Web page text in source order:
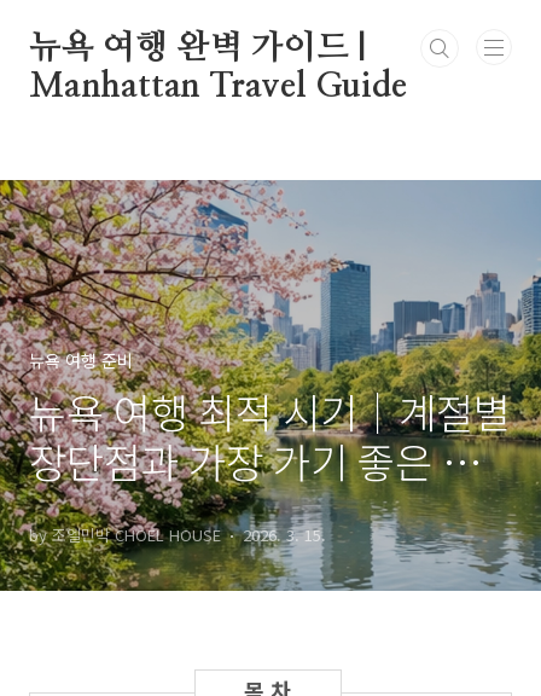
뉴욕 여행 완벽 가이드 |
Manhattan Travel Guide
뉴욕 여행 준비
뉴욕 여행 최적 시기｜계절별
장단점과 가장 가기 좋은 달
총정리
by 조엘민박 CHOEL HOUSE 2026. 3. 15.